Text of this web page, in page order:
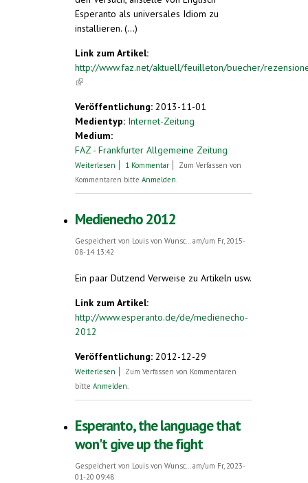
Esperanto als universales Idiom zu
installieren. (...)
Link zum Artikel:
http://www.faz.net/aktuell/feuilleton/buecher/
(link is external)
Veröffentlichung: 2013-11-01
Medientyp: Internet-Zeitung
Medium:
FAZ - Frankfurter Allgemeine Zeitung
Weiterlesen über Philippe Van Parijs:
Welt. Synchronisiert wird hier nicht mehr
1 Kommentar
Zum Verfassen von
Kommentaren bitte Anmelden.
Medienecho 2012
Gespeichert von Louis von Wunsc...am/um Fr, 2015-
08-14 13:42
Ein paar Dutzend Verweise zu Artikeln usw.
Link zum Artikel:
http://www.esperanto.de/de/medienecho-
2012
Veröffentlichung: 2012-12-29
Weiterlesen über Medienecho 2012
Zum Verfassen von Kommentaren
bitte Anmelden.
Esperanto, the language that
won't give up the fight
Gespeichert von Louis von Wunsc...am/um Fr, 2023-
01-20 09:48